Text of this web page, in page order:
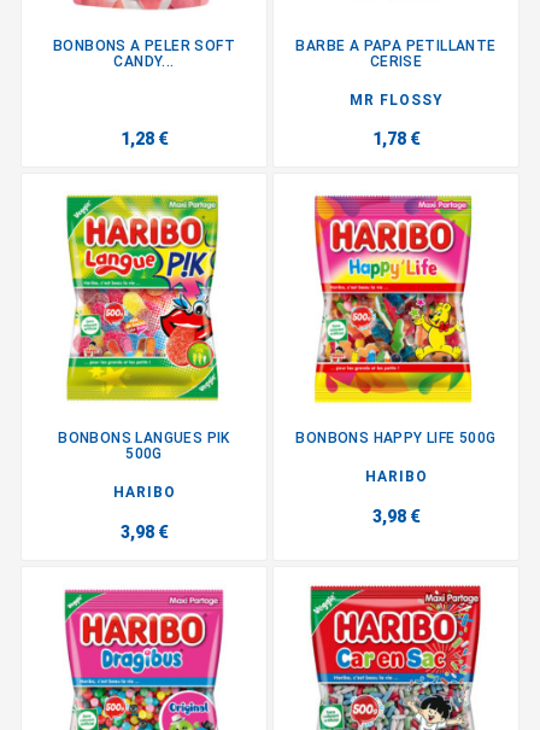
BONBONS A PELER SOFT
CANDY...
1,28 €
BARBE A PAPA PETILLANTE
CERISE
MR FLOSSY
1,78 €
BONBONS LANGUES PIK
500G
HARIBO
3,98 €
BONBONS HAPPY LIFE 500G
HARIBO
3,98 €